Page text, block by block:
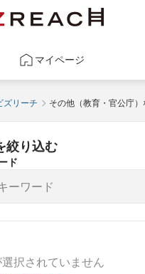
マイページ
ズリーチ その他（教育・官公庁）
絞り込む
ド
択されていません